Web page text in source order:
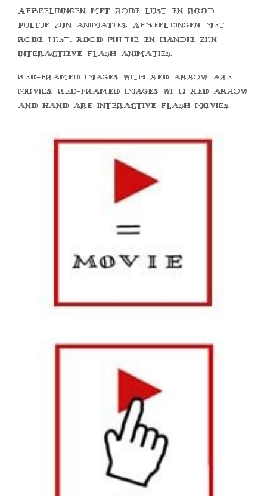
Afbeeldingen met rode lijst en rood
pijltje zijn animaties. Afbeeldingen met
rode lijst, rood pijltje en handje zijn
interactieve flash animaties.
Red-framed images with red arrow are
movies. Red-framed images with red arrow
and hand are interactive flash movies.